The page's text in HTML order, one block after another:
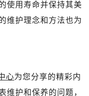
吉林省松原市宁江区五环大街劳力士售后服务中心（需提前预约）
吉林省通化市东昌区环通乡江南大街劳力士售后服务中心（需提前预约）
辽宁省朝阳市双塔区新华路劳力士售后服务中心（需提前预约）
使用寿命并保持其美
维护理念和方法也为
心为您分享的精彩内
维护和保养的问题，